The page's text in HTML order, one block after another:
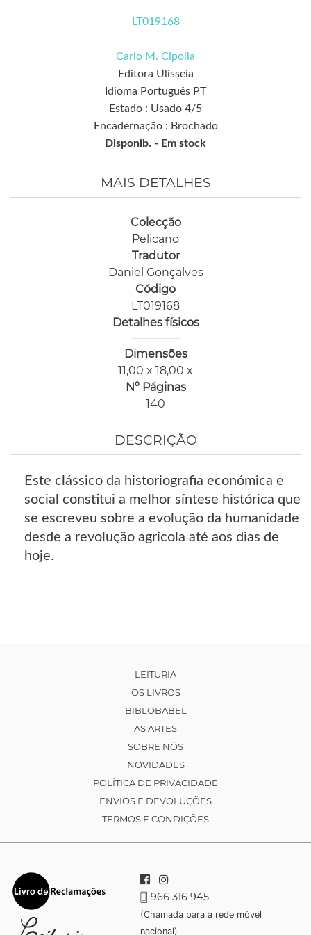
LT019168
Carlo M. Cipolla
Editora Ulisseia
Idioma Português PT
Estado : Usado 4/5
Encadernação : Brochado
Disponib. - Em stock
MAIS DETALHES
Colecção
Pelicano
Tradutor
Daniel Gonçalves
Código
LT019168
Detalhes físicos
Dimensões
11,00 x 18,00 x
Nº Páginas
140
DESCRIÇÃO
Este clássico da historiografia económica e
social constitui a melhor síntese histórica que
se escreveu sobre a evolução da humanidade
desde a revolução agrícola até aos dias de
hoje.
LEITURIA
OS LIVROS
BIBLOBABEL
AS ARTES
SOBRE NÓS
NOVIDADES
POLÍTICA DE PRIVACIDADE
ENVIOS E DEVOLUÇÕES
TERMOS E CONDIÇÕES
966 316 945
(Chamada para a rede móvel
nacional)